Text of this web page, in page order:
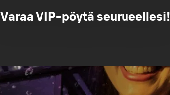
Varaa VIP-pöytä seurueellesi!